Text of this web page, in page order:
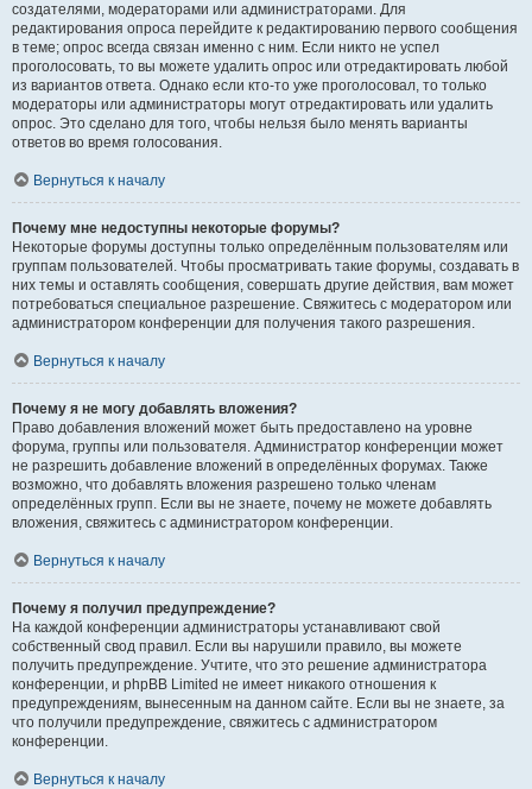
создателями, модераторами или администраторами. Для
редактирования опроса перейдите к редактированию первого сообщения
в теме; опрос всегда связан именно с ним. Если никто не успел
проголосовать, то вы можете удалить опрос или отредактировать любой
из вариантов ответа. Однако если кто-то уже проголосовал, то только
модераторы или администраторы могут отредактировать или удалить
опрос. Это сделано для того, чтобы нельзя было менять варианты
ответов во время голосования.
Вернуться к началу
Почему мне недоступны некоторые форумы?
Некоторые форумы доступны только определённым пользователям или
группам пользователей. Чтобы просматривать такие форумы, создавать в
них темы и оставлять сообщения, совершать другие действия, вам может
потребоваться специальное разрешение. Свяжитесь с модератором или
администратором конференции для получения такого разрешения.
Вернуться к началу
Почему я не могу добавлять вложения?
Право добавления вложений может быть предоставлено на уровне
форума, группы или пользователя. Администратор конференции может
не разрешить добавление вложений в определённых форумах. Также
возможно, что добавлять вложения разрешено только членам
определённых групп. Если вы не знаете, почему не можете добавлять
вложения, свяжитесь с администратором конференции.
Вернуться к началу
Почему я получил предупреждение?
На каждой конференции администраторы устанавливают свой
собственный свод правил. Если вы нарушили правило, вы можете
получить предупреждение. Учтите, что это решение администратора
конференции, и phpBB Limited не имеет никакого отношения к
предупреждениям, вынесенным на данном сайте. Если вы не знаете, за
что получили предупреждение, свяжитесь с администратором
конференции.
Вернуться к началу